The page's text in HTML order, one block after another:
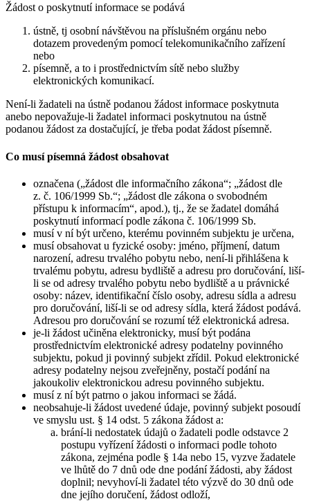
Žádost o poskytnutí informace se podává
ústně, tj osobní návštěvou na příslušném orgánu nebo
dotazem provedeným pomocí telekomunikačního zařízení
nebo
písemně, a to i prostřednictvím sítě nebo služby
elektronických komunikací.
Není-li žadateli na ústně podanou žádost informace poskytnuta
anebo nepovažuje-li žadatel informaci poskytnutou na ústně
podanou žádost za dostačující, je třeba podat žádost písemně.
Co musí písemná žádost obsahovat
označena („žádost dle informačního zákona“; „žádost dle
z. č. 106/1999 Sb.“; „žádost dle zákona o svobodném
přístupu k informacím“, apod.), tj., že se žadatel domáhá
poskytnutí informací podle zákona č. 106/1999 Sb.
musí v ní být určeno, kterému povinném subjektu je určena,
musí obsahovat u fyzické osoby: jméno, příjmení, datum
narození, adresu trvalého pobytu nebo, není-li přihlášena k
trvalému pobytu, adresu bydliště a adresu pro doručování, liší-
li se od adresy trvalého pobytu nebo bydliště a u právnické
osoby: název, identifikační číslo osoby, adresu sídla a adresu
pro doručování, liší-li se od adresy sídla, která žádost podává.
Adresou pro doručování se rozumí též elektronická adresa.
je-li žádost učiněna elektronicky, musí být podána
prostřednictvím elektronické adresy podatelny povinného
subjektu, pokud ji povinný subjekt zřídil. Pokud elektronické
adresy podatelny nejsou zveřejněny, postačí podání na
jakoukoliv elektronickou adresu povinného subjektu.
musí z ní být patrno o jakou informaci se žádá.
neobsahuje-li žádost uvedené údaje, povinný subjekt posoudí
ve smyslu ust. § 14 odst. 5 zákona žádost a:
brání-li nedostatek údajů o žadateli podle odstavce 2
postupu vyřízení žádosti o informaci podle tohoto
zákona, zejména podle § 14a nebo 15, vyzve žadatele
ve lhůtě do 7 dnů ode dne podání žádosti, aby žádost
doplnil; nevyhoví-li žadatel této výzvě do 30 dnů ode
dne jejího doručení, žádost odloží,